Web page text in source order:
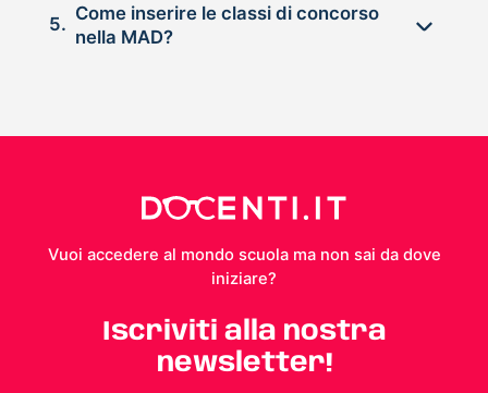
5.
Come inserire le classi di concorso
nella MAD?
Vuoi accedere al mondo scuola ma non sai da dove
iniziare?
Iscriviti alla nostra
newsletter!